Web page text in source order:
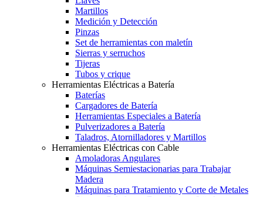
Martillos
Medición y Detección
Pinzas
Set de herramientas con maletín
Sierras y serruchos
Tijeras
Tubos y crique
Herramientas Eléctricas a Batería
Baterías
Cargadores de Batería
Herramientas Especiales a Batería
Pulverizadores a Batería
Taladros, Atornilladores y Martillos
Herramientas Eléctricas con Cable
Amoladoras Angulares
Máquinas Semiestacionarias para Trabajar
Madera
Máquinas para Tratamiento y Corte de Metales